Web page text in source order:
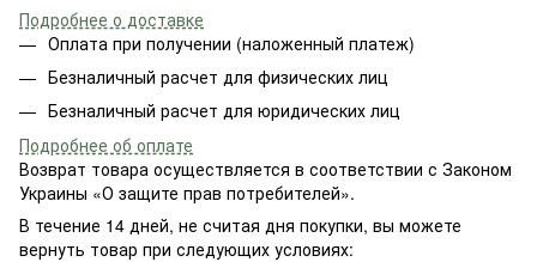
Подробнее о доставке
Оплата при получении (наложенный платеж)
Безналичный расчет для физических лиц
Безналичный расчет для юридических лиц
Подробнее об оплате
Возврат товара осуществляется в соответствии с Законом
Украины «О защите прав потребителей».
В течение 14 дней, не считая дня покупки, вы можете
вернуть товар при следующих условиях: